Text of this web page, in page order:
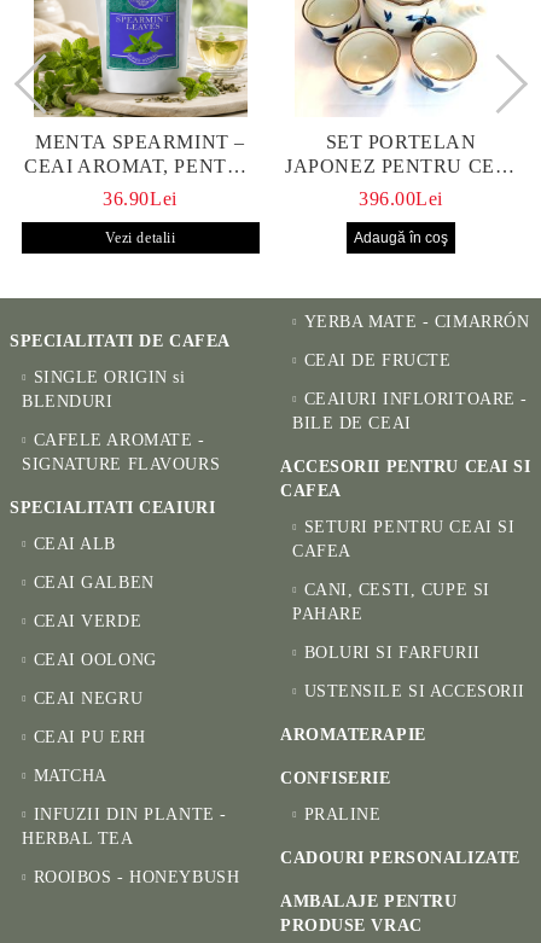
MENTA SPEARMINT –
CEAI AROMAT, PENTRU
CALM ȘI BENEFIC
36.90Lei
Vezi detalii
SET PORTELAN
JAPONEZ PENTRU CEAI
HANAKO, CEAINIC SI 4
396.00Lei
SPECIALITATI DE CAFEA
SINGLE ORIGIN si
BLENDURI
CAFELE AROMATE -
SIGNATURE FLAVOURS
SPECIALITATI CEAIURI
CEAI ALB
CEAI GALBEN
CEAI VERDE
CEAI OOLONG
CEAI NEGRU
CEAI PU ERH
MATCHA
INFUZII DIN PLANTE -
HERBAL TEA
ROOIBOS - HONEYBUSH
YERBA MATE - CIMARRÓN
CEAI DE FRUCTE
CEAIURI INFLORITOARE -
BILE DE CEAI
ACCESORII PENTRU CEAI SI
CAFEA
SETURI PENTRU CEAI SI
CAFEA
CANI, CESTI, CUPE SI
PAHARE
BOLURI SI FARFURII
USTENSILE SI ACCESORII
AROMATERAPIE
CONFISERIE
PRALINE
CADOURI PERSONALIZATE
AMBALAJE PENTRU
PRODUSE VRAC